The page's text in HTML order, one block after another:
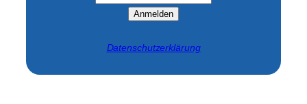
Anmelden
Datenschutzerklärung